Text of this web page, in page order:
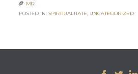
 MR
POSTED IN: SPIRITUALITATE, UNCATEGORIZED